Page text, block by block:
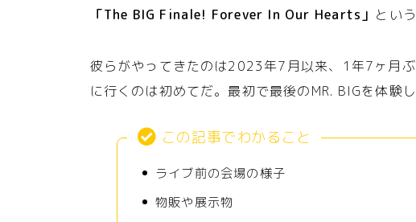
「The BIG Finale! Forever In Our Hearts」 とい
彼らがやってきたのは2023年7月以来、1年7ヶ月
に行くのは初めてだ。最初で最後のMR. BIGを体験
この記事でわかること
ライブ前の会場の様子
物販や展示物